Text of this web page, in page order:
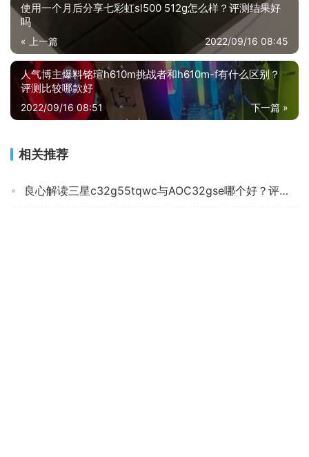
使用一个月后分享七彩虹sl500 512g怎么样？评测结果好
吗
« 上一篇 2022/09/16 08:45
人气博主爆料铭瑄h610m挑战者和h610m-f有什么区别？
评测比较哪款好
下一篇 »
2022/09/16 08:51
相关推荐
良心解读三星c32g55tqwc与AOC32gse哪个好？评测结果不看后悔